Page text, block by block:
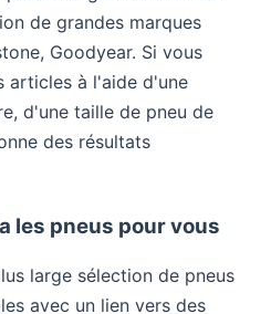
de grandes marques
Goodyear. Si vous
articles à l'aide d'une
d'une taille de pneu de
des résultats
les pneus pour vous
large sélection de pneus
avec un lien vers des